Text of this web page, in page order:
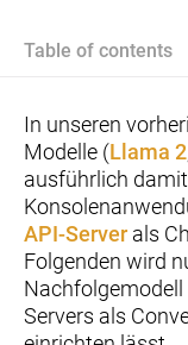
Table of contents
In unseren
Modelle (Llama 2
ausführlich
API-Server als
Folgenden wird
Nachfolgemodell
Servers als